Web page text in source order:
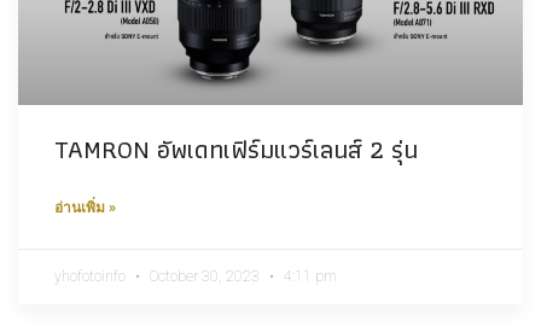
TAMRON อัพเดทเฟิร์มแวร์เลนส์ 2 รุ่น
อ่านเพิ่ม »
yhofotoinfo October 30, 2023 4:11 pm